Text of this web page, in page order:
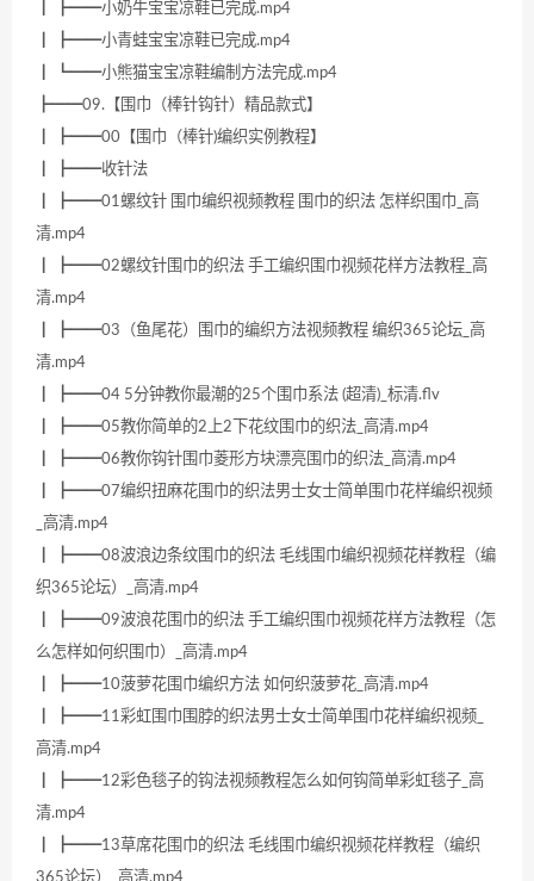
┃ ┣━━小奶牛宝宝凉鞋已完成.mp4
┃ ┣━━小青蛙宝宝凉鞋已完成.mp4
┃ ┗━━小熊猫宝宝凉鞋编制方法完成.mp4
┣━━09.【围巾（棒针钩针）精品款式】
┃ ┣━━00【围巾（棒针)编织实例教程】
┃ ┣━━收针法
┃ ┣━━01螺纹针 围巾编织视频教程 围巾的织法 怎样织围巾_高
清.mp4
┃ ┣━━02螺纹针围巾的织法 手工编织围巾视频花样方法教程_高
清.mp4
┃ ┣━━03（鱼尾花）围巾的编织方法视频教程 编织365论坛_高
清.mp4
┃ ┣━━04 5分钟教你最潮的25个围巾系法 (超清)_标清.flv
┃ ┣━━05教你简单的2上2下花纹围巾的织法_高清.mp4
┃ ┣━━06教你钩针围巾菱形方块漂亮围巾的织法_高清.mp4
┃ ┣━━07编织扭麻花围巾的织法男士女士简单围巾花样编织视频
_高清.mp4
┃ ┣━━08波浪边条纹围巾的织法 毛线围巾编织视频花样教程（编
织365论坛）_高清.mp4
┃ ┣━━09波浪花围巾的织法 手工编织围巾视频花样方法教程（怎
么怎样如何织围巾）_高清.mp4
┃ ┣━━10菠萝花围巾编织方法 如何织菠萝花_高清.mp4
┃ ┣━━11彩虹围巾围脖的织法男士女士简单围巾花样编织视频_
高清.mp4
┃ ┣━━12彩色毯子的钩法视频教程怎么如何钩简单彩虹毯子_高
清.mp4
┃ ┣━━13草席花围巾的织法 毛线围巾编织视频花样教程（编织